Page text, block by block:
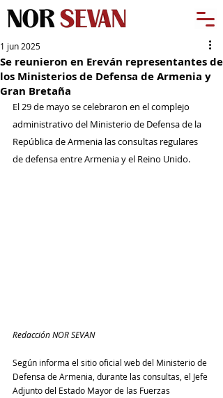
Se reunieron en Ereván representantes de
los Ministerios de Defensa de Armenia y
Gran Bretaña
1 jun 2025
El 29 de mayo se celebraron en el complejo
administrativo del Ministerio de Defensa de la
República de Armenia las consultas regulares
de defensa entre Armenia y el Reino Unido.
Redacción NOR SEVAN
Según informa el sitio oficial web del Ministerio de
Defensa de Armenia, durante las consultas, el Jefe
Adjunto del Estado Mayor de las Fuerzas